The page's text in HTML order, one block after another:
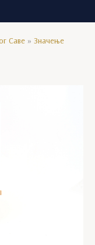
Саве » Значење